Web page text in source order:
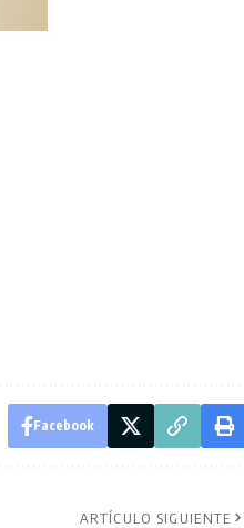
Facebook
ARTÍCULO SIGUIENTE